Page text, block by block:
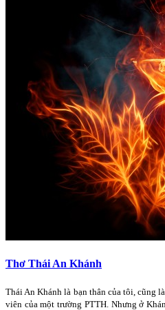
Thơ Thái An Khánh
Thái An Khánh là bạn thân của tôi, cũng
viên của một trường PTTH. Nhưng ở